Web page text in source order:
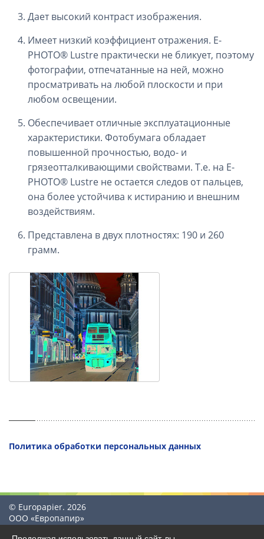
Дает высокий контраст изображения.
Имеет низкий коэффициент отражения. E-
PHOTO® Lustre практически не бликует, поэтому
фотографии, отпечатанные на ней, можно
просматривать на любой плоскости и при
любом освещении.
Обеспечивает отличные эксплуатационные
характеристики. Фотобумага обладает
повышенной прочностью, водо- и
грязеотталкивающими свойствами. Т.е. на E-
PHOTO® Lustre не остается следов от пальцев,
она более устойчива к истиранию и внешним
воздействиям.
Представлена в двух плотностях: 190 и 260
грамм.
Политика обработки персональных данных
© Europapier. 2026
ООО «Европапир»